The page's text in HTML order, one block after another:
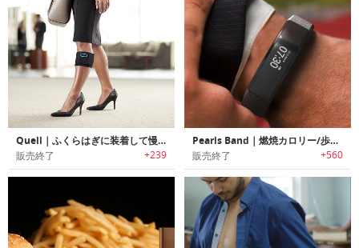
Quell｜ふくらはぎに装着して慢性的な痛みを改善するウェアラブルデバイス「クエル」
販売終了 +239
Pearls Band｜燃焼カロリー/歩数/血圧/酸素飽和度/疲労レベルをモニタリング可能な多機能ヘルスリストバンド「パールバンド」
販売終了 +560